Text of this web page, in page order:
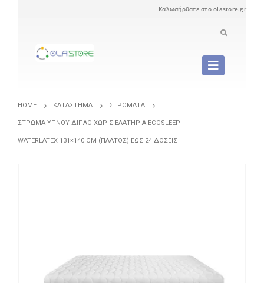
Καλωσήρθατε στο olastore.gr
HOME ΚΑΤΆΣΤΗΜΑ ΣΤΡΏΜΑΤΑ
ΣΤΡΏΜΑ ΎΠΝΟΥ ΔΙΠΛΌ ΧΩΡΊΣ ΕΛΑΤΉΡΙΑ ECOSLEEP
WATERLATEX 131×140 CM (ΠΛΆΤΟΣ) ΈΩΣ 24 ΔΌΣΕΙΣ